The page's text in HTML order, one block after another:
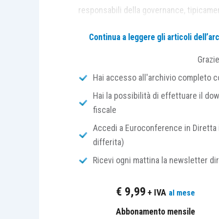
responsabili della governance,
septiesc.c., che impone al Collegio
sospetti di frode, osservazioni
dagli Organismi di Vigilanza. Una
interpretata come sintomo di un
sulla valutazione del rischio di errori
quando un controllo è progettato,
individuare o correggere
Continua a leggere gli articoli
Hai accesso all'archivio completo
Hai la possibilità di effettuare il
fiscale
Accedi a Euroconference in
differita)
Ricevi ogni mattina la newsletter
€ 9,99 + IVA al mese
Abbonamento mensile